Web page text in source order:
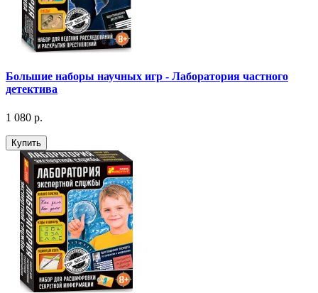
Большие наборы научных игр - Лаборатория частного
детектива
1 080 р.
Купить